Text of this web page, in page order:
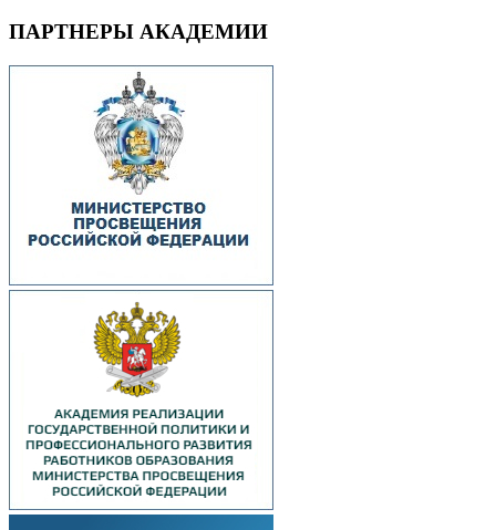
ПАРТНЕРЫ АКАДЕМИИ